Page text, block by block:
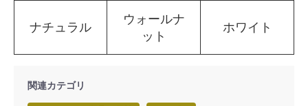
ナチュラル
ウォールナ
ット
ホワイト
関連カテゴリ